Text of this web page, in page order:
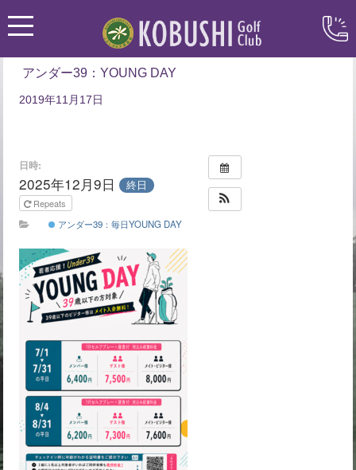
アンダー39：YOUNG DAY
2019年11月17日
日時:
2025年12月9日 終日
Repeats
アンダー39：毎日YOUNG DAY